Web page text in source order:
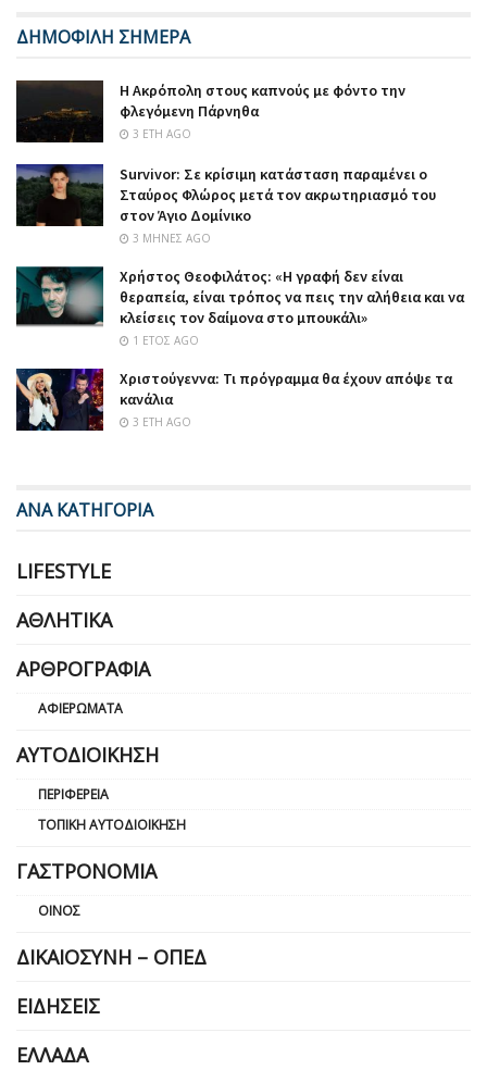
ΔΗΜΟΦΙΛΗ ΣΗΜΕΡΑ
Η Ακρόπολη στους καπνούς με φόντο την
φλεγόμενη Πάρνηθα
3 ΈΤΗ AGO
Survivor: Σε κρίσιμη κατάσταση παραμένει ο
Σταύρος Φλώρος μετά τον ακρωτηριασμό του
στον Άγιο Δομίνικο
3 ΜΉΝΕΣ AGO
Χρήστος Θεοφιλάτος: «Η γραφή δεν είναι
θεραπεία, είναι τρόπος να πεις την αλήθεια και να
κλείσεις τον δαίμονα στο μπουκάλι»
1 ΈΤΟΣ AGO
Χριστούγεννα: Τι πρόγραμμα θα έχουν απόψε τα
κανάλια
3 ΈΤΗ AGO
ΑΝΑ ΚΑΤΗΓΟΡΙΑ
LIFESTYLE
ΑΘΛΗΤΙΚΆ
ΑΡΘΡΟΓΡΑΦΊΑ
ΑΦΙΕΡΏΜΑΤΑ
ΑΥΤΟΔΙΟΊΚΗΣΗ
ΠΕΡΙΦΈΡΕΙΑ
ΤΟΠΙΚΉ ΑΥΤΟΔΙΟΊΚΗΣΗ
ΓΑΣΤΡΟΝΟΜΊΑ
ΟΊΝΟΣ
ΔΙΚΑΙΟΣΎΝΗ – ΟΠΕΔ
ΕΙΔΉΣΕΙΣ
ΕΛΛΆΔΑ